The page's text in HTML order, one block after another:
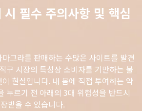
필수 주의사항 및 핵심
그라를 판매하는 수많은 사이트를 발견
구 시장의 특성상 소비자를 기만하는 불
현실입니다. 내 몸에 직접 투여하는 약
누르기 전 아래의 3대 위험성을 반드시
받을 수 있습니다.